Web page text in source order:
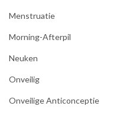
Menstruatie
Morning-Afterpil
Neuken
Onveilig
Onveilige Anticonceptie